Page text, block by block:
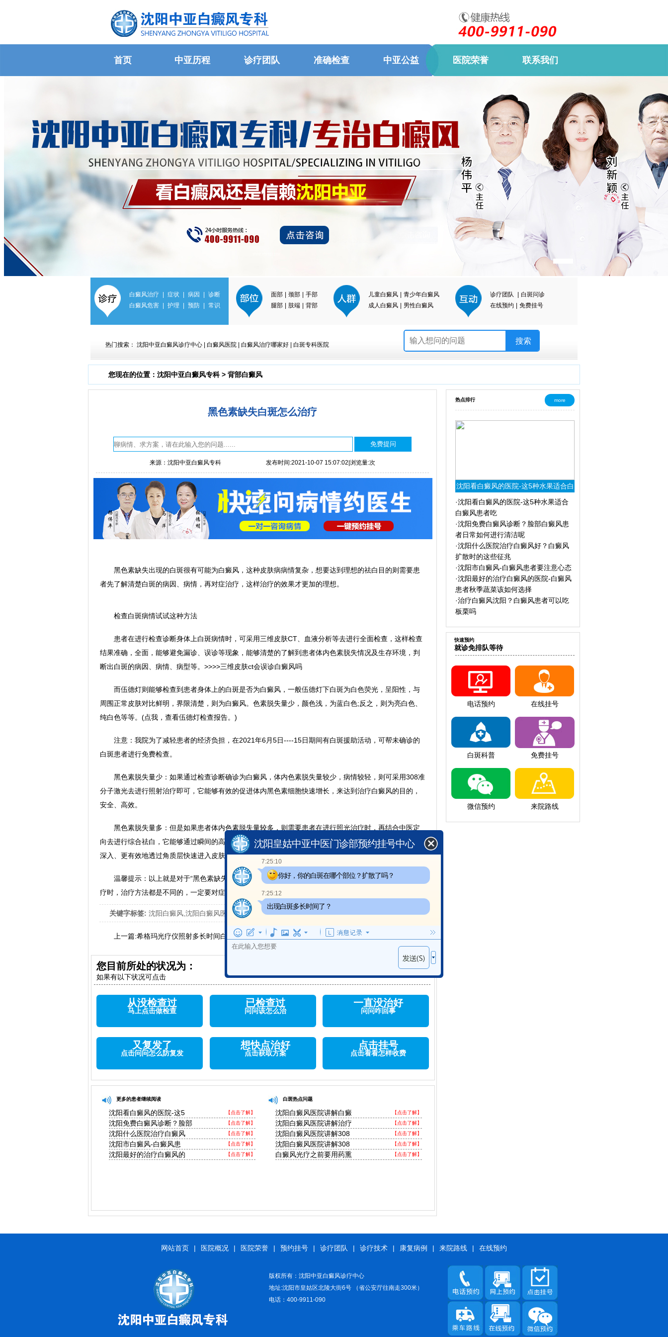
首页 中亚历程 诊疗团队 准确检查 中亚公益 医院荣誉 联系我们
白癜风治疗 症状 病因
诊断
白癜风危害
护理 预防 常识
面部 颈部
手部
腿部
肢端 背部
儿童白癜风
青少年白癜风
成人白癜风
男性白癜风
诊疗团队
白斑问诊
在线预约
免费挂号
热门搜索： 沈阳中亚白癜风诊疗中心 白癜风医院 白癜风治疗哪家好 白斑专科医院
您现在的位置： 沈阳中亚白癜风专科> 背部白癜风
黑色素缺失白斑怎么治疗
来源：沈阳中亚白癜风专科 发布时间:2021-10-07 15:07:02|浏览量:次
黑色素缺失出现的白斑很有可能为白癜风，这种皮肤病病情复杂，想要达到理想的祛白目的则需要患
者先了解清楚白斑的病因、病情，再对症治疗，这样治疗的效果才更加的理想。
检查白斑病情试试这种方法
患者在进行检查诊断身体上白斑病情时，可采用三维皮肤CT、血液分析等去进行全面检查，这样检查
结果准确，全面，能够避免漏诊、误诊等现象，能够清楚的了解到患者体内色素脱失情况及生存环境，判
断出白斑的病因、病情、病型等。>>>>三维皮肤ct会误诊白癜风吗
而伍德灯则能够检查到患者身体上的白斑是否为白癜风，一般伍德灯下白斑为白色荧光，呈阳性，与
周围正常皮肤对比鲜明，界限清楚，则为白癜风。色素脱失量少，颜色浅，为蓝白色;反之，则为亮白色、
纯白色等等。(点我，查看伍德灯检查报告。)
注意：我院为了减轻患者的经济负担，在2021年6月5日----15日期间有白斑援助活动，可帮未确诊的
白斑患者进行免费检查。
黑色素脱失量少：如果通过检查诊断确诊为白癜风，体内色素脱失量较少，病情较轻，则可采用308准
分子激光去进行照射治疗即可，它能够有效的促进体内黑色素细胞快速增长，来达到治疗白癜风的目的，
安全、高效。
黑色素脱失量多：但是如果患者体内色素脱失量较多，则需要患者在进行照光治疗时，再结合中医定
向去进行综合祛白，它能够通过瞬间的高电压在白癜风患处打出暂时性的水通道，使药物中的有效成分更
深入、更有效地透过角质层快速进入皮肤，治疗效果更快。
温馨提示：以上就是对于“黑色素缺失白斑怎么治疗”的简单介绍，不同时期、病情的白斑患者在进行治
疗时，治疗方法都是不同的，一定要对症治疗效果才更加的理想。
关键字标签: 沈阳白癜风,沈阳白癜风医院
上一篇:希格玛光疗仪照射多长时间白斑能 下一篇:很抱歉没有了
您目前所处的状况为：
如果有以下状况可点击
从没检查过
马上点击做检查
已检查过
问问该怎么治
一直没治好
问问咋回事
又复发了
点击问问怎么防复发
想快点治好
点击获取方案
点击挂号
点击看看怎样收费
更多的患者继续阅读
【点击了解】
沈阳看白癜风的医院-这5
【点击了解】
沈阳免费白癜风诊断？脸部
【点击了解】
沈阳什么医院治疗白癜风
【点击了解】
沈阳市白癜风-白癜风患
【点击了解】
沈阳最好的治疗白癜风的
白斑热点问题
【点击了解】
沈阳白癜风医院讲解白癜
【点击了解】
沈阳白癜风医院讲解治疗
【点击了解】
沈阳白癜风医院讲解308
【点击了解】
沈阳白癜风医院讲解308
【点击了解】
白癜风光疗之前要用药熏
热点排行 more
沈阳看白癜风的医院-这5种水果适合白
癜风患者吃
·沈阳看白癜风的医院-这5种水果适合
白癜风患者吃
·沈阳免费白癜风诊断？脸部白癜风患
者日常如何进行清洁呢
·沈阳什么医院治疗白癜风好？白癜风
扩散时的这些征兆
·沈阳市白癜风-白癜风患者要注意心态
·沈阳最好的治疗白癜风的医院-白癜风
患者秋季蔬菜该如何选择
·治疗白癜风沈阳？白癜风患者可以吃
板栗吗
快速预约
就诊免排队等待
电话预约 在线挂号
白斑科普 免费挂号
微信预约 来院路线
网站首页 | 医院概况 | 医院荣誉 | 预约挂号 | 诊疗团队 | 诊疗技术 | 康复病例 | 来院路线 | 在线预约
版权所有：沈阳中亚白癜风诊疗中心
地址:沈阳市皇姑区北陵大街6号 （省公安厅往南走300米）
电话：400-9911-090
沈阳皇姑中亚中医门诊部预约挂号中心
7:25:10
你好，你的白斑在哪个部位？扩散了吗？
7:25:12
出现白斑多长时间了？